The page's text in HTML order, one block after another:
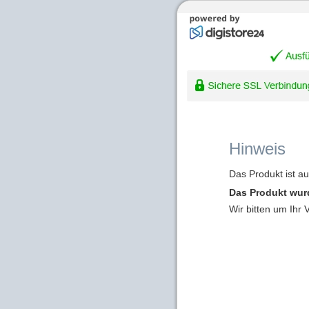
Hinweis
Das Produkt ist
Das Produkt
Wir bitten um Ihr